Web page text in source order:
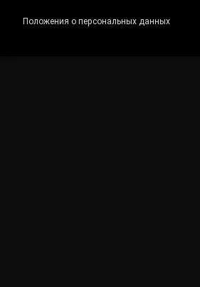
Положения о персональных данных